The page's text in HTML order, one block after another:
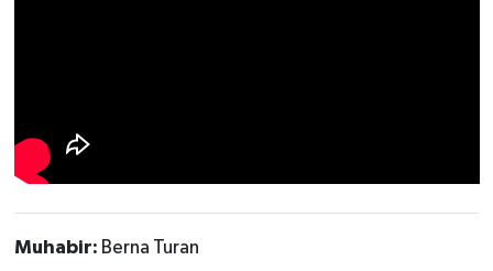
Muhabir: Berna Turan